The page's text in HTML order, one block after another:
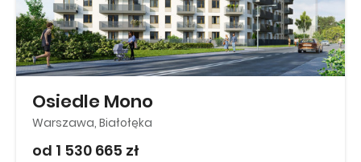
Osiedle Mono
Warszawa, Białołęka
od 1 530 665 zł